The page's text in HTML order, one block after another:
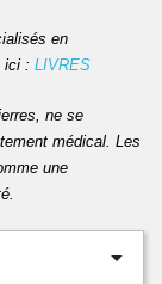
en
ici : LIVRES
ne se
médical. Les
une
